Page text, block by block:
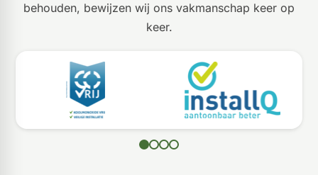
behouden, bewijzen wij ons vakmanschap keer op
keer.